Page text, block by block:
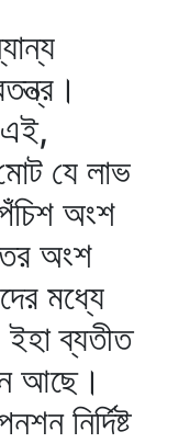
এই,
যে লাভ
অংশ
অংশ
মধ্যে
ব্যতীত
আছে।
নির্দিষ্ট